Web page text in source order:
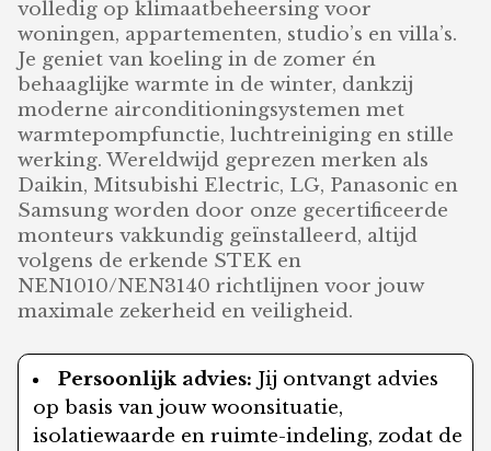
volledig op klimaatbeheersing voor
woningen, appartementen, studio’s en villa’s.
Je geniet van koeling in de zomer én
behaaglijke warmte in de winter, dankzij
moderne airconditioningsystemen met
warmtepompfunctie, luchtreiniging en stille
werking. Wereldwijd geprezen merken als
Daikin, Mitsubishi Electric, LG, Panasonic en
Samsung worden door onze gecertificeerde
monteurs vakkundig geïnstalleerd, altijd
volgens de erkende STEK en
NEN1010/NEN3140 richtlijnen voor jouw
maximale zekerheid en veiligheid.
Persoonlijk advies: Jij ontvangt advies
op basis van jouw woonsituatie,
isolatiewaarde en ruimte-indeling, zodat de